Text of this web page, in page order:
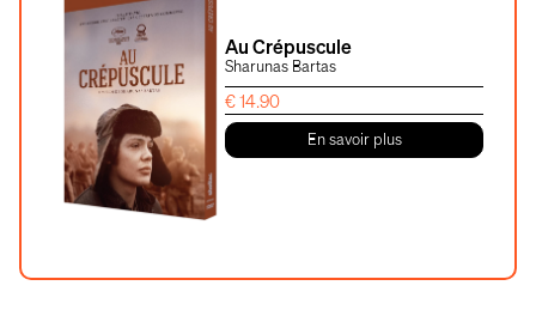
Au Crépuscule
Sharunas Bartas
€14.90
En savoir plus